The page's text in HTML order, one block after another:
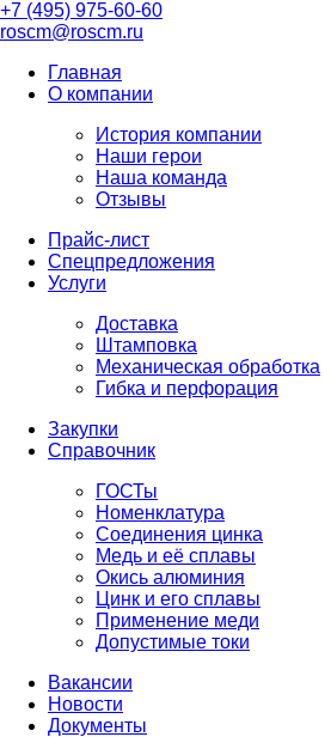
+7 (495) 975-60-60
roscm@roscm.ru
Главная
О компании
История компании
Наши герои
Наша команда
Отзывы
Прайс-лист
Спецпредложения
Услуги
Доставка
Штамповка
Механическая обработка
Гибка и перфорация
Закупки
Справочник
ГОСТы
Номенклатура
Соединения цинка
Медь и её сплавы
Окись алюминия
Цинк и его сплавы
Применение меди
Допустимые токи
Вакансии
Новости
Документы